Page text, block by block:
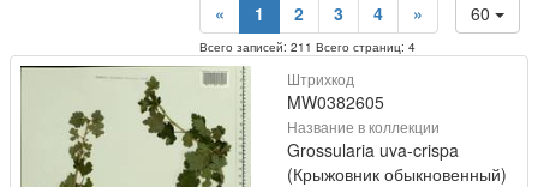
60
« 1 2 3 4 »
Всего записей: 211 Всего страниц: 4
Штрихкод
MW0382605
Название в коллекции
Grossularia uva-crispa
(Крыжовник обыкновенный)